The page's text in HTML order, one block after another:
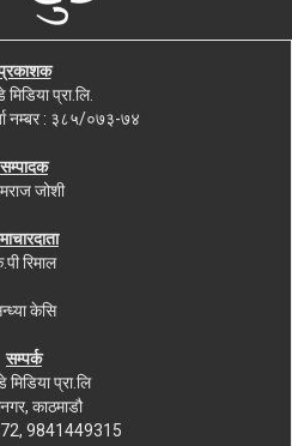
प्रा.लि.
नम्बर : ३८५/०७३-७४
सम्पादक
जोशी
रिमाल
केसि
सम्पर्क
प्रा.लि
काठमाडौ
9841449315